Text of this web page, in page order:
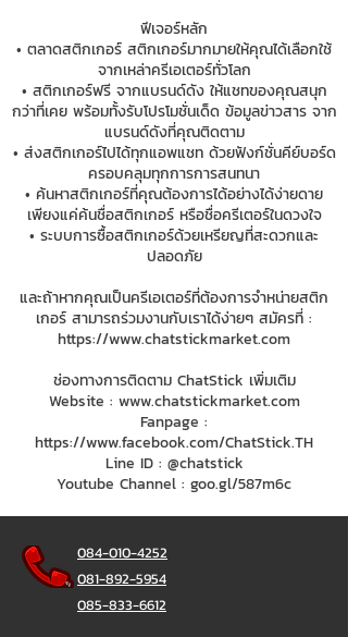
ฟีเจอร์หลัก
• ตลาดสติกเกอร์ สติกเกอร์มากมายให้คุณได้เลือกใช้
จากเหล่าครีเอเตอร์ทั่วโลก
• สติกเกอร์ฟรี จากแบรนด์ดัง ให้แชทของคุณสนุก
กว่าที่เคย พร้อมทั้งรับโปรโมชั่นเด็ด ข้อมูลข่าวสาร จาก
แบรนด์ดังที่คุณติดตาม
• ส่งสติกเกอร์ไปได้ทุกแอพแชท ด้วยฟังก์ชั่นคีย์บอร์ด
ครอบคลุมทุกการการสนทนา
• ค้นหาสติกเกอร์ที่คุณต้องการได้อย่างได้ง่ายดาย
เพียงแค่ค้นชื่อสติกเกอร์ หรือชื่อครีเตอร์ในดวงใจ
• ระบบการซื้อสติกเกอร์ด้วยเหรียญที่สะดวกและ
ปลอดภัย
และถ้าหากคุณเป็นครีเอเตอร์ที่ต้องการจำหน่ายสติก
เกอร์ สามารถร่วมงานกับเราได้ง่ายๆ สมัครที่ :
https://www.chatstickmarket.com
ช่องทางการติดตาม ChatStick เพิ่มเติม
Website : www.chatstickmarket.com
Fanpage :
https://www.facebook.com/ChatStick.TH
Line ID : @chatstick
Youtube Channel : goo.gl/587m6c
084-010-4252
081-892-5954
085-833-6612